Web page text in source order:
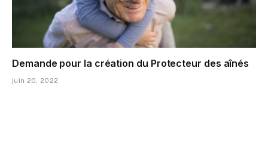
Demande pour la création du Protecteur des aînés
juin 20, 2022